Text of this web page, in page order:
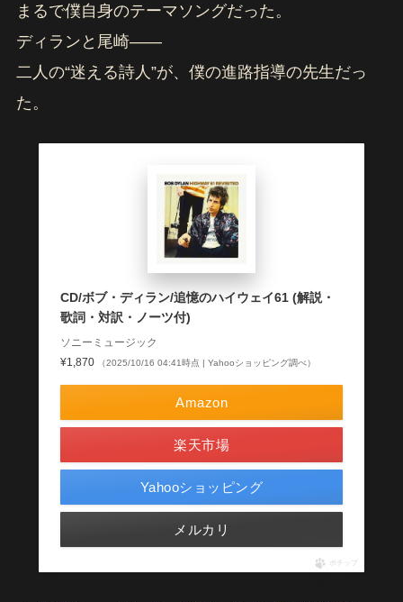
まるで僕自身のテーマソングだった。
ディランと尾崎――
二人の“迷える詩人”が、僕の進路指導の先生だっ
た。
CD/ボブ・ディラン/追憶のハイウェイ61 (解説・
歌詞・対訳・ノーツ付)
ソニーミュージック
¥1,870
（2025/10/16 04:41時点 | Yahooショッピング調べ）
Amazon
楽天市場
Yahooショッピング
メルカリ
ポチップ